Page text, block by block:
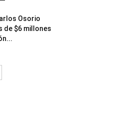
Osorio
de $6 millones